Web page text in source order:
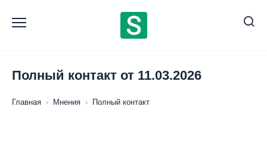
содержанию
Полный контакт от 11.03.2026
Главная › Мнения › Полный контакт